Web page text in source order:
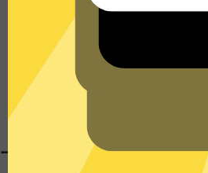
一键连接，无需